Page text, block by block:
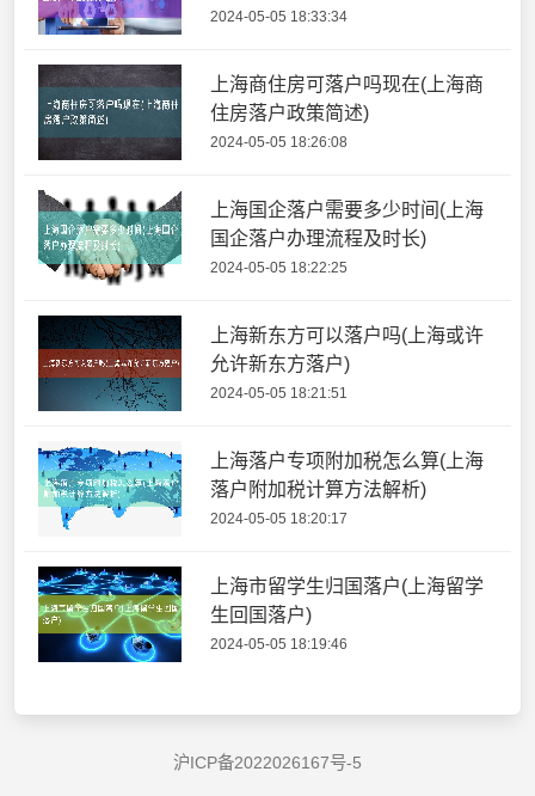
2024-05-05 18:33:34
上海商住房可落户吗现在(上海商
住房落户政策简述)
2024-05-05 18:26:08
上海国企落户需要多少时间(上海
国企落户办理流程及时长)
2024-05-05 18:22:25
上海新东方可以落户吗(上海或许
允许新东方落户)
2024-05-05 18:21:51
上海落户专项附加税怎么算(上海
落户附加税计算方法解析)
2024-05-05 18:20:17
上海市留学生归国落户(上海留学
生回国落户)
2024-05-05 18:19:46
沪ICP备2022026167号-5